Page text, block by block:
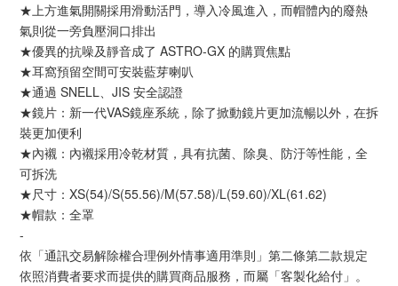
★上方進氣開關採用滑動活門，導入冷風進入，而帽體內的廢熱
氣則從一旁負壓洞口排出
★優異的抗噪及靜音成了 ASTRO-GX 的購買焦點
★耳窩預留空間可安裝藍芽喇叭
★通過 SNELL、JIS 安全認證
★鏡片：新一代VAS鏡座系統，除了掀動鏡片更加流暢以外，在拆
裝更加便利
★內襯：內襯採用冷乾材質，具有抗菌、除臭、防汙等性能，全
可拆洗
★尺寸：XS(54)/S(55.56)/M(57.58)/L(59.60)/XL(61.62)
★帽款：全罩
-
依「通訊交易解除權合理例外情事適用準則」第二條第二款規定
依照消費者要求而提供的購買商品服務，而屬「客製化給付」。